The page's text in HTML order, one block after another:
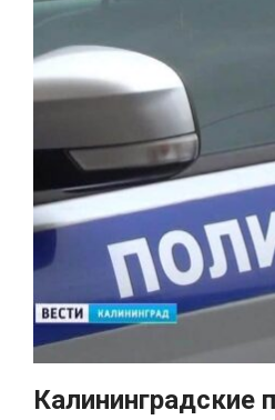
Калининградские